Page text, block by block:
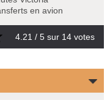
en avion
4.21 / 5 sur 14 votes